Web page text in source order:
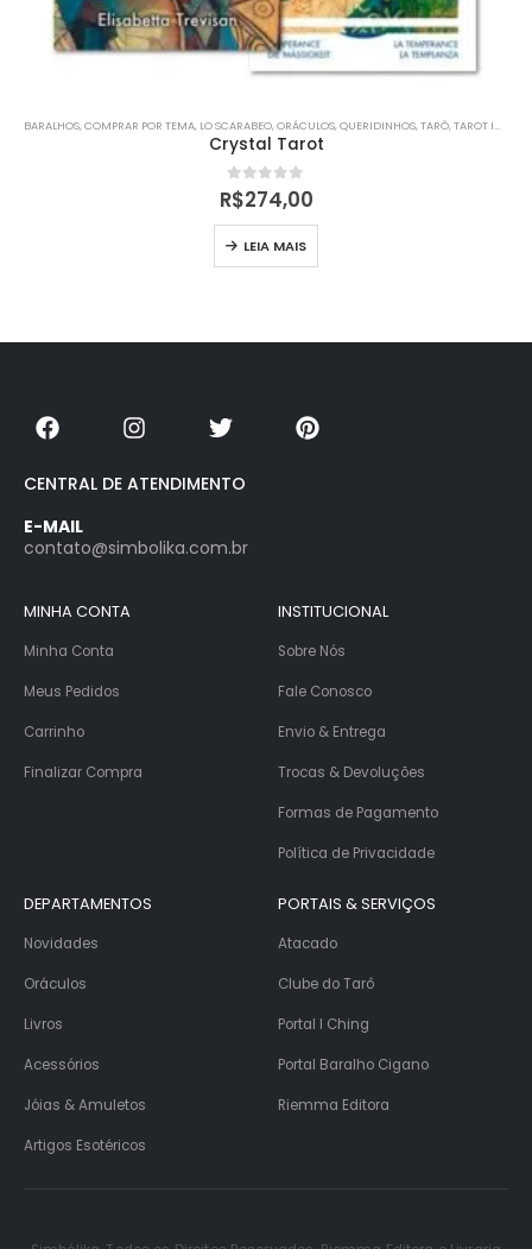
BARALHOS,COMPRAR POR TEMA, LO SCARABEO,ORÁCULOS,QUERIDINHOS,TARÔ,TAROT IMPORTADO
Crystal Tarot
0out of 5
R$274,00
LEIA MAIS
CENTRAL DE ATENDIMENTO
E-MAIL
contato@simbolika.com.br
MINHA CONTA
Minha Conta
Meus Pedidos
Carrinho
Finalizar Compra
INSTITUCIONAL
Sobre Nós
Fale Conosco
Envio & Entrega
Trocas & Devoluções
Formas de Pagamento
Política de Privacidade
DEPARTAMENTOS
Novidades
Oráculos
Livros
Acessórios
Jóias & Amuletos
Artigos Esotéricos
PORTAIS & SERVIÇOS
Atacado
Clube do Tarô
Portal I Ching
Portal Baralho Cigano
Riemma Editora